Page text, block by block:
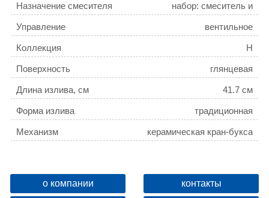
Назначение смесителя
набор: смеситель и
душевой
гарнитур / универсальный
Управление вентильное
Коллекция H
Поверхность глянцевая
Длина излива, см 41.7 см
Форма излива традиционная
Механизм керамическая кран-букса
Отверстия для монтажа на 2 отверстия / 2 отверстия
Ширина, см 24
о компании контакты